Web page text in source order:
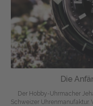
Die
Der Hobby-Uhrmacher
Schweizer Uhrenmanufaktur.